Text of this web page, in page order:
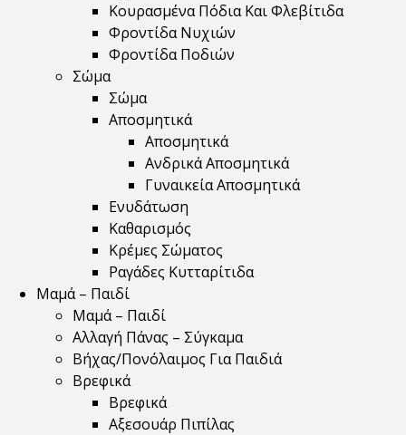
Κουρασμένα Πόδια Και Φλεβίτιδα
Φροντίδα Νυχιών
Φροντίδα Ποδιών
Σώμα
Σώμα
Αποσμητικά
Αποσμητικά
Ανδρικά Αποσμητικά
Γυναικεία Αποσμητικά
Ενυδάτωση
Καθαρισμός
Κρέμες Σώματος
Ραγάδες Κυτταρίτιδα
Μαμά – Παιδί
Μαμά – Παιδί
Αλλαγή Πάνας – Σύγκαμα
Βήχας/Πονόλαιμος Για Παιδιά
Βρεφικά
Βρεφικά
Αξεσουάρ Πιπίλας